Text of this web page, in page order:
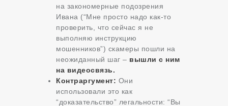
на закономерные подозрения
Ивана (“Мне просто надо как-то
проверить, что сейчас я не
выполняю инструкцию
мошенников”) скамеры пошли на
неожиданный шаг – вышли с ним
на видеосвязь.
Контраргумент: Они
использовали это как
“доказательство” легальности: “Вы